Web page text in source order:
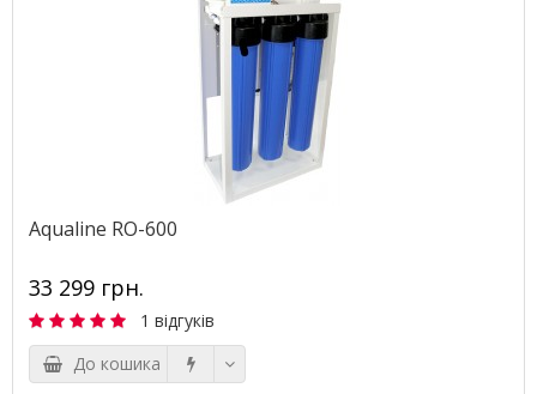
Aqualine RO-600
33 299 грн.
1 відгуків
До кошика